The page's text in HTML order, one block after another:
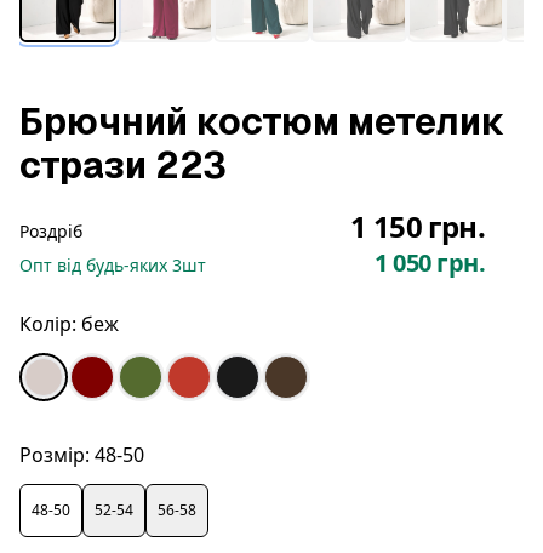
Брючний костюм метелик
стрази 223
Роздріб 1 150 грн.
Опт від будь-яких 3шт 1 050 грн.
Колір: беж
Розмір: 48-50
48-50 52-54 56-58